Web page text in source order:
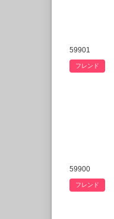
59901
フレンド
59900
フレンド